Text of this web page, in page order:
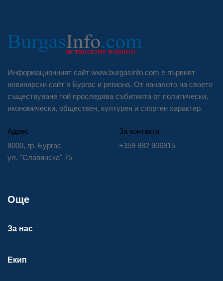
Информационният сайт www.burgasinfo.com е първият
новинарски сайт в Бургас и региона. От началото на своето
съществуване той проследява събитията от политически,
икономически, обществен, културен и спортен характер.
Адрес
8000, гр. Бургас
ул. "Славянска" 75
За контакти
+359 882 906815
Още
За нас
Екип